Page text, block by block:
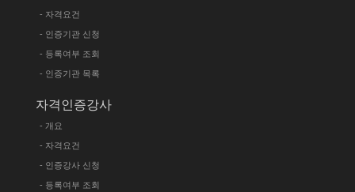
- 자격요건
- 인증기관 신청
- 등록여부 조회
- 인증기관 목록
자격인증강사
- 개요
- 자격요건
- 인증강사 신청
- 등록여부 조회